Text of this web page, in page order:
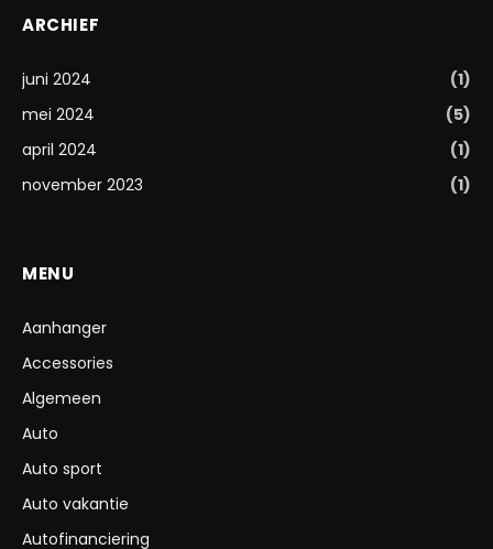
ARCHIEF
juni 2024
(1)
mei 2024
(5)
april 2024
(1)
november 2023
(1)
MENU
Aanhanger
Accessories
Algemeen
Auto
Auto sport
Auto vakantie
Autofinanciering